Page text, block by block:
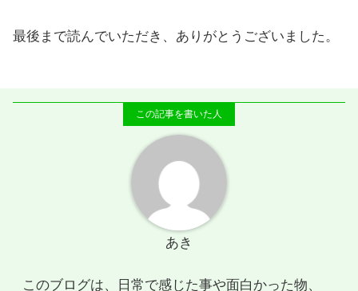
最後まで読んでいただき、ありがとうございました。
あき
このブログは、日常で感じた事や面白かった物、